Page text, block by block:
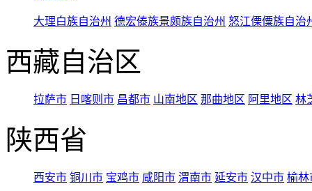
大理白族自治州 德宏傣族景颇族自治州 怒江傈僳族自治
西藏自治区
拉萨市 日喀则市 昌都市 山南地区 那曲地区 阿里地区 林
陕西省
西安市 铜川市 宝鸡市 咸阳市 渭南市 延安市 汉中市 榆林